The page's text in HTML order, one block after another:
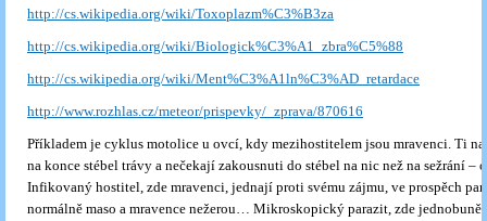
http://cs.wikipedia.org/wiki/Toxoplazm%C3%B3za
http://cs.wikipedia.org/wiki/Biologick%C3%A1_zbra%C5%88
http://cs.wikipedia.org/wiki/Ment%C3%A1ln%C3%AD_retardace
http://www.rozhlas.cz/meteor/prispevky/_zprava/870616
Příkladem je cyklus motolice u ovcí, kdy mezihostitelem jsou mravenci. Ti
na konce stébel trávy a nečekají zakousnuti do stébel na nic než na sežrání
Infikovaný hostitel, zde mravenci, jednají proti svému zájmu, ve prospěch
normálně maso a mravence nežerou… Mikroskopický parazit, zde